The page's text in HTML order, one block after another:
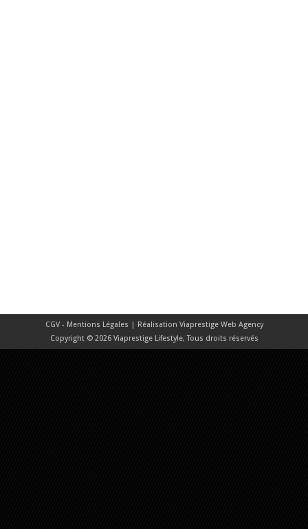
CGV - Mentions Légales | Réalisation Viaprestige Web Agency
Copyright © 2026 Viaprestige Lifestyle, Tous droits réservés